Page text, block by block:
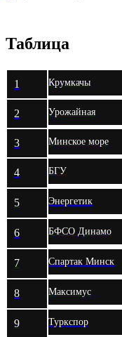
Таблица
1 Крумкачы
2 Урожайная
3 Минское море
4 БГУ
5 Энергетик
6 БФСО Динамо
7 Спартак Минск
8 Максимус
9 Туркспор